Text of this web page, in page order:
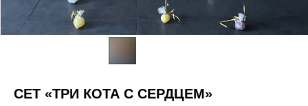
СЕТ «ТРИ КОТА С СЕРДЦЕМ»